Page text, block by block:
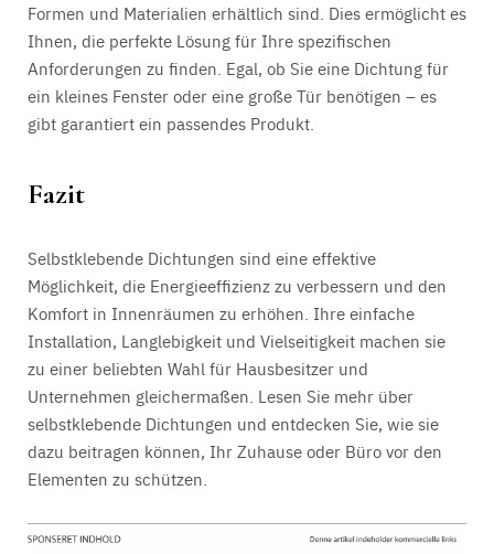
Formen und Materialien erhältlich sind. Dies ermöglicht es
Ihnen, die perfekte Lösung für Ihre spezifischen
Anforderungen zu finden. Egal, ob Sie eine Dichtung für
ein kleines Fenster oder eine große Tür benötigen – es
gibt garantiert ein passendes Produkt.
Fazit
Selbstklebende Dichtungen sind eine effektive
Möglichkeit, die Energieeffizienz zu verbessern und den
Komfort in Innenräumen zu erhöhen. Ihre einfache
Installation, Langlebigkeit und Vielseitigkeit machen sie
zu einer beliebten Wahl für Hausbesitzer und
Unternehmen gleichermaßen. Lesen Sie mehr über
selbstklebende Dichtungen und entdecken Sie, wie sie
dazu beitragen können, Ihr Zuhause oder Büro vor den
Elementen zu schützen.